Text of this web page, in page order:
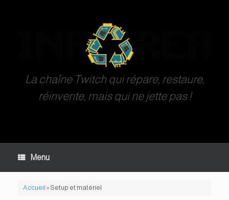
La chaîne Twitch qui répare, restaure,
réinvente, mais qui ne jette pas !
Menu
Accueil » Setup et matériel